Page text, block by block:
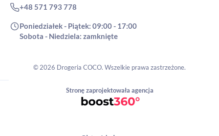
+48 571 793 778
Poniedziałek - Piątek: 09:00 - 17:00
Sobota - Niedziela: zamknięte
© 2026 Drogeria COCO. Wszelkie prawa zastrzeżone.
Stronę zaprojektowała agencja